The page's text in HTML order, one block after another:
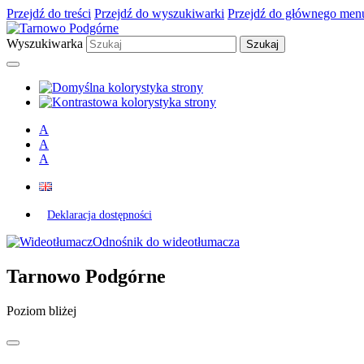
Przejdź do treści Przejdź do wyszukiwarki Przejdź do głównego
Wyszukiwarka
A
A
A
Deklaracja dostępności
Odnośnik do wideotłumacza
Tarnowo Podgórne
Poziom bliżej